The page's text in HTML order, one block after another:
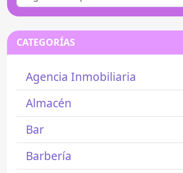
CATEGORÍAS
Agencia Inmobiliaria
Almacén
Bar
Barbería